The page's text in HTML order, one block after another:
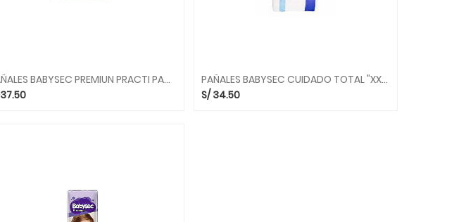
PAÑALES BABYSEC PREMIUN PRACTI PACK "G" 58 UN.
37.50
PAÑALES BABYSEC CUIDADO TOTAL "XXG" 36 UND.
S/34.50